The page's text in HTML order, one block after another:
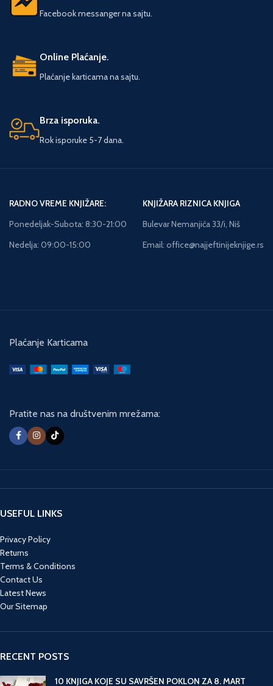
Facebook messanger na sajtu.
Online Plaćanje.
Plaćanje karticama na sajtu.
Brza isporuka.
Rok isporuke 5-7 dana.
RADNO VREME KNJIŽARE:
Ponedeljak-Subota: 8:30-21:00
Nedelja: 09:00-15:00
KNJIŽARA RIZNICA KNJIGA
Bulevar Nemanjića 33/i, Niš
Email: office@najjeftinijeknjige.rs
Plaćanje Karticama
Pratite nas na društvenim mrežama:
USEFUL LINKS
Privacy Policy
Returns
Terms & Conditions
Contact Us
Latest News
Our Sitemap
RECENT POSTS
10 KNJIGA KOJE SU SAVRŠEN POKLON ZA 8. MART